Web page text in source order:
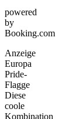
powered
by
Booking.com
Anzeige
Europa
Pride-
Flagge
Diese
coole
Kombination